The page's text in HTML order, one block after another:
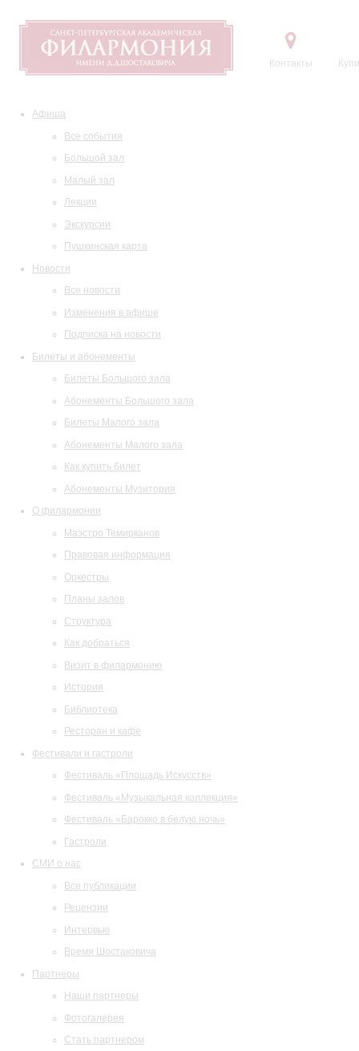
Контакты
Афиша
Все события
Большой зал
Малый зал
Лекции
Экскурсии
Пушкинская карта
Новости
Все новости
Изменения в афише
Подписка на новости
Билеты и абонементы
Билеты Большого зала
Абонементы Большого зала
Билеты Малого зала
Абонементы Малого зала
Как купить билет
Абонементы Музитория
О филармонии
Маэстро Темирканов
Правовая информация
Оркестры
Планы залов
Структура
Как добраться
Визит в филармонию
История
Библиотека
Ресторан и кафе
Фестивали и гастроли
Фестиваль «Площадь Искусств»
Фестиваль «Музыкальная коллекция»
Фестиваль «Барокко в белую ночь»
Гастроли
СМИ о нас
Все публикации
Рецензии
Интервью
Время Шостаковича
Партнеры
Наши партнеры
Фотогалерея
Стать партнером